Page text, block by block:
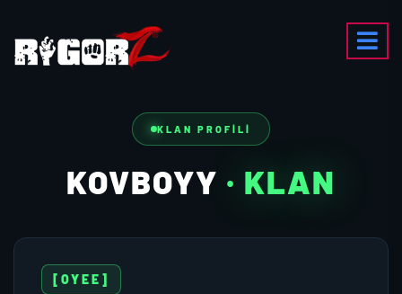
KLAN PROFILI
KOVBOYY · KLAN
[OYEE]